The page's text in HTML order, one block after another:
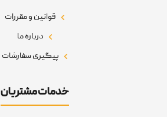
قوانین و مقررات
درباره ما
پیگیری سفارشات
خدمات مشتریان